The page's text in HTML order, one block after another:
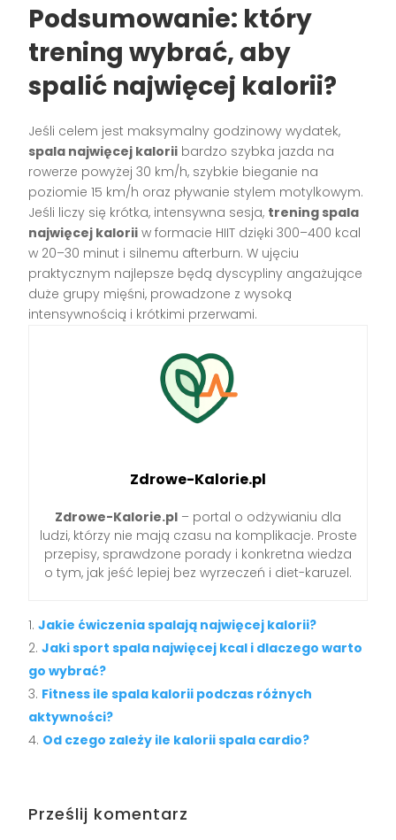
Podsumowanie: który
trening wybrać, aby
spalić najwięcej kalorii?
Jeśli celem jest maksymalny godzinowy wydatek,
spala najwięcej kalorii bardzo szybka jazda na
rowerze powyżej 30 km/h, szybkie bieganie na
poziomie 15 km/h oraz pływanie stylem motylkowym.
Jeśli liczy się krótka, intensywna sesja, trening spala
najwięcej kalorii w formacie HIIT dzięki 300–400 kcal
w 20–30 minut i silnemu afterburn. W ujęciu
praktycznym najlepsze będą dyscypliny angażujące
duże grupy mięśni, prowadzone z wysoką
intensywnością i krótkimi przerwami.
Zdrowe-Kalorie.pl
Zdrowe-Kalorie.pl – portal o odżywianiu dla
ludzi, którzy nie mają czasu na komplikacje. Proste
przepisy, sprawdzone porady i konkretna wiedza
o tym, jak jeść lepiej bez wyrzeczeń i diet-karuzel.
Jakie ćwiczenia spalają najwięcej kalorii?
Jaki sport spala najwięcej kcal i dlaczego warto
go wybrać?
Fitness ile spala kalorii podczas różnych
aktywności?
Od czego zależy ile kalorii spala cardio?
Prześlij komentarz